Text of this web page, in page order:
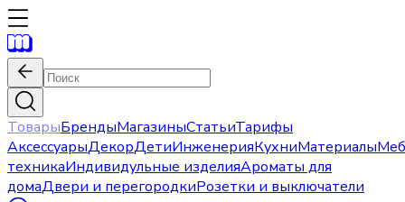
ТоварыБрендыМагазиныСтатьиТарифы
АксессуарыДекорДетиИнженерияКухниМатериалы
техникаИндивидульные изделияАроматы для
домаДвери и перегородкиРозетки и выключатели